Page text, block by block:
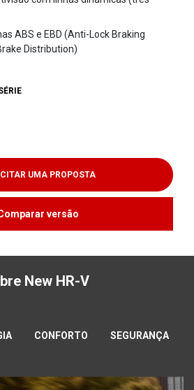
ABS e EBD (Anti-Lock Braking
Distribution)
UMA PROPOSTA
versão
New HR-V
CONFORTO SEGURANÇA